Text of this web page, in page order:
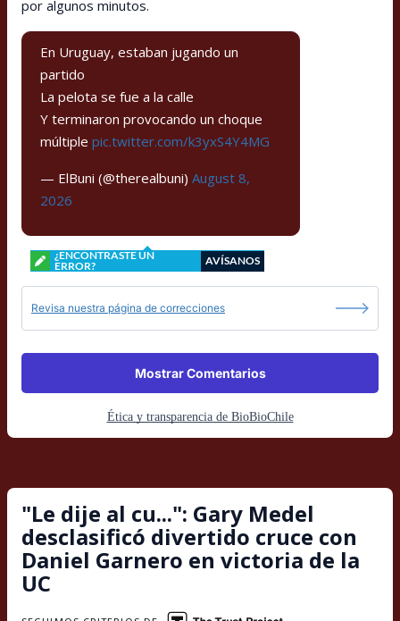
por algunos minutos.
En Uruguay, estaban jugando un
partido
La pelota se fue a la calle
Y terminaron provocando un choque
múltiple pic.twitter.com/k3yxS4Y4MG
— ElBuni (@therealbuni) August 8,
2026
¿ENCONTRASTE UN
ERROR?
AVÍSANOS
Revisa nuestra página de correcciones
Mostrar Comentarios
Ética y transparencia de BioBioChile
"Le dije al cu...": Gary Medel
desclasificó divertido cruce con
Daniel Garnero en victoria de la
UC